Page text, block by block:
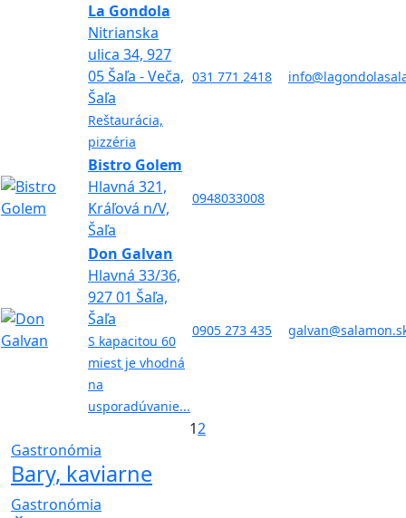
Gastronómia
Bary, kaviarne
Gastronómia
La Gondola
Nitrianska
ulica 34, 927
05 Šaľa - Veča,
Šaľa
Reštaurácia,
pizzéria
031 771 2418
Bistro Golem
Hlavná 321,
Kráľová n/V,
Šaľa
0948033008
Don Galvan
Hlavná 33/36,
927 01 Šaľa,
Šaľa
S kapacitou 60
miest je vhodná
na
usporadúvanie...
0905 273 435
12